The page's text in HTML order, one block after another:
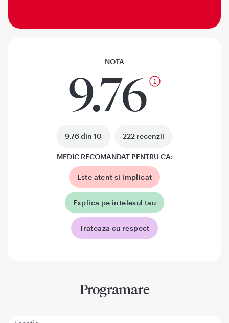
NOTA
9.76
9.76 din 10 222 recenzii
MEDIC RECOMANDAT PENTRU CA:
Este atent si implicat
Explica pe intelesul tau
Trateaza cu respect
Programare